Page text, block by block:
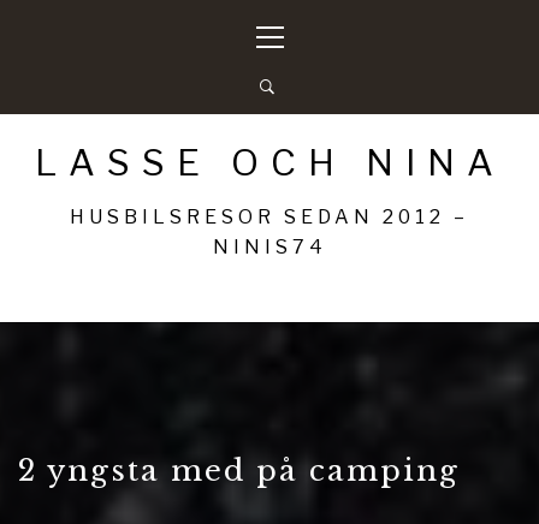
meny
LASSE OCH NINA
HUSBILSRESOR SEDAN 2012 –
NINIS74
2 yngsta med på camping